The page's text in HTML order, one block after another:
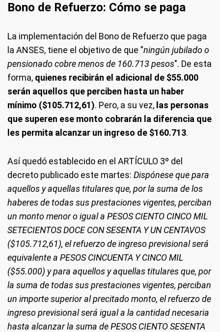
Bono de Refuerzo: Cómo se paga
La implementación del Bono de Refuerzo que paga
la ANSES, tiene el objetivo de que "ningún jubilado o
pensionado cobre menos de 160.713 pesos". De esta
forma, quienes recibirán el adicional de $55.000
serán aquellos que perciben hasta un haber
mínimo ($105.712,61). Pero, a su vez, las personas
que superen ese monto cobrarán la diferencia que
les permita alcanzar un ingreso de $160.713.
Así quedó establecido en el ARTÍCULO 3º del
decreto publicado este martes: Dispónese que para
aquellos y aquellas titulares que, por la suma de los
haberes de todas sus prestaciones vigentes, perciban
un monto menor o igual a PESOS CIENTO CINCO MIL
SETECIENTOS DOCE CON SESENTA Y UN CENTAVOS
($105.712,61), el refuerzo de ingreso previsional será
equivalente a PESOS CINCUENTA Y CINCO MIL
($55.000) y para aquellos y aquellas titulares que, por
la suma de todas sus prestaciones vigentes, perciban
un importe superior al precitado monto, el refuerzo de
ingreso previsional será igual a la cantidad necesaria
hasta alcanzar la suma de PESOS CIENTO SESENTA